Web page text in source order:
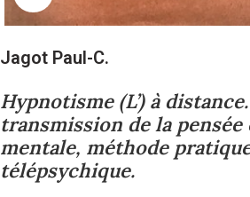
Jagot Paul-C.
Hypnotisme (L’) à
transmission de la
mentale, méthode
télépsychique.